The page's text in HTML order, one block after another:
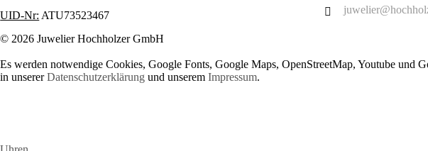
UID-Nr: ATU73523467
© 2026 Juwelier Hochholzer GmbH
Es werden notwendige Cookies, Google Fonts, Google Maps, OpenStreetMap, Youtube und
in unsererDatenschutzerklärung und unseremImpressum.